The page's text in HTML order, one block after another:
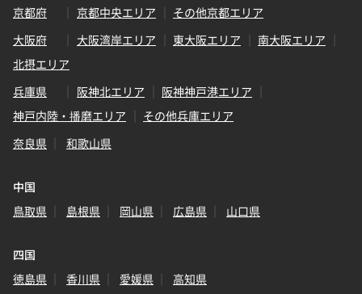
京都府
京都中央エリア
その他京都エリア
大阪府
大阪湾岸エリア 東大阪エリア
南大阪エリア
北摂エリア
兵庫県
阪神北エリア
阪神神戸港エリア
神戸内陸・播磨エリア
その他兵庫エリア
奈良県
和歌山県
中国
鳥取県
島根県 岡山県 広島県 山口県
四国
徳島県
香川県 愛媛県 高知県